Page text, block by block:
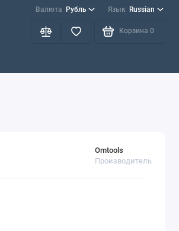
Валюта Рубль Язык Russian
Корзина 0
Omtools
Производитель